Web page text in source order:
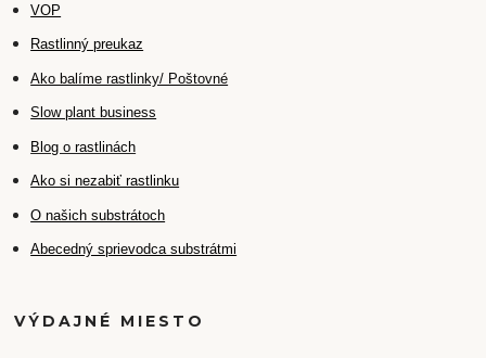
VOP
Rastlinný preukaz
Ako balíme rastlinky/ Poštovné
Slow plant business
Blog o rastlinách
Ako si nezabiť rastlinku
O našich substrátoch
Abecedný sprievodca substrátmi
VÝDAJNÉ MIESTO